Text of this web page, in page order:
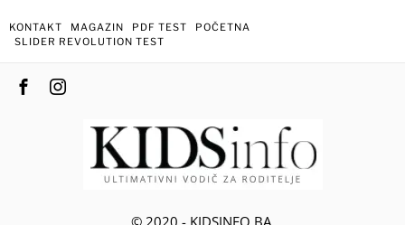
KONTAKT MAGAZIN PDF TEST
POČETNA
SLIDER REVOLUTION TEST
© 2020 - KIDSINFO.BA.